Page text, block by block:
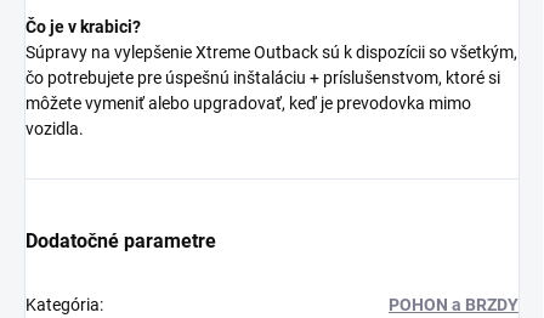
Čo je v krabici?
Súpravy na vylepšenie Xtreme Outback sú k dispozícii so všetkým,
čo potrebujete pre úspešnú inštaláciu + príslušenstvom, ktoré si
môžete vymeniť alebo upgradovať, keď je prevodovka mimo
vozidla.
Dodatočné parametre
Kategória: POHON a BRZDY